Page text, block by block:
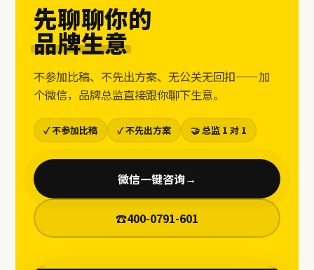
先聊聊你的
品牌生意
不参加比稿、不先出方案、无公关无回扣——加
个微信，品牌总监直接跟你聊下生意。
✓ 不参加比稿 ✓ 不先出方案 🤝 总监 1 对 1
微信一键咨询→
☎400-0791-601